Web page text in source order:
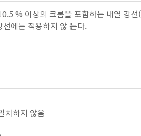
% 이상의 크롬을 포함하는 내열 강
에는 적용하지 않 는다.
치하지 않음